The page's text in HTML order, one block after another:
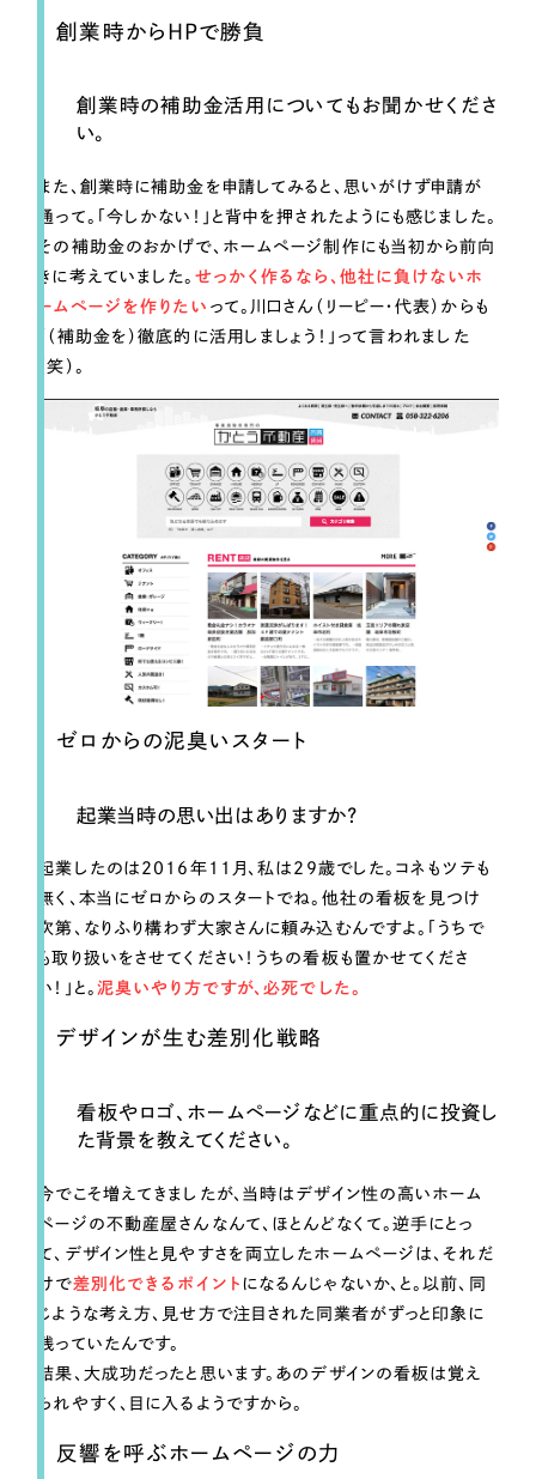
その他 （1件）
お客様インタビュー
創業時からHPで勝負
創業時の補助金活用についてもお聞かせくださ
い。
また、創業時に補助金を申請してみると、思いがけず申請が
通って。「今しかない！」と背中を押されたようにも感じました。
その補助金のおかげで、ホームページ制作にも当初から前向
きに考えていました。 せっかく作るなら、他社に負けないホ
ームページを作りたい って。川口さん（リーピー・代表）からも
「（補助金を）徹底的に活用しましょう！」って言われました
（笑）。
ゼロからの泥臭いスタート
起業当時の思い出はありますか？
起業したのは2016年11月、私は29歳でした。コネもツテも
無く、本当にゼロからのスタートでね。他社の看板を見つけ
次第、なりふり構わず大家さんに頼み込むんですよ。「うちで
も取り扱いをさせてください！うちの看板も置かせてくださ
い！」と。 泥臭いやり方ですが、必死でした。
デザインが生む差別化戦略
看板やロゴ、ホームページなどに重点的に投資し
た背景を教えてください。
今でこそ増えてきましたが、当時はデザイン性の高いホーム
ページの不動産屋さんなんて、ほとんどなくて。逆手にとっ
て、デザイン性と見やすさを両立したホームページは、それだ
けで差別化できるポイント になるんじゃないか、と。以前、同
じような考え方、見せ方で注目された同業者がずっと印象に
残っていたんです。
結果、大成功だったと思います。あのデザインの看板は覚え
られやすく、目に入るようですから。
反響を呼ぶホームページの力